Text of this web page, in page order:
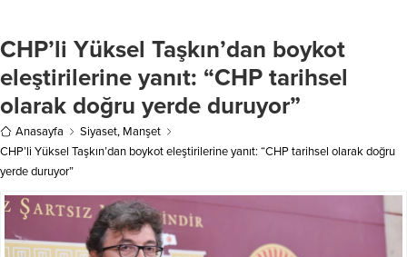
attığı şık golle 1-0 öne geçti. Ancak
Adanaspor, bu gole 33....
CHP’li Yüksel Taşkın’dan boykot
eleştirilerine yanıt: “CHP tarihsel
olarak doğru yerde duruyor”
Anasayfa Siyaset, Manşet
CHP’li Yüksel Taşkın’dan boykot eleştirilerine yanıt: “CHP tarihsel olarak doğru
yerde duruyor”